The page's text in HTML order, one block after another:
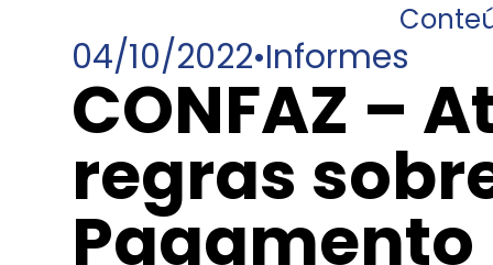
04/10/2022•Informes
CONFAZ –
regras